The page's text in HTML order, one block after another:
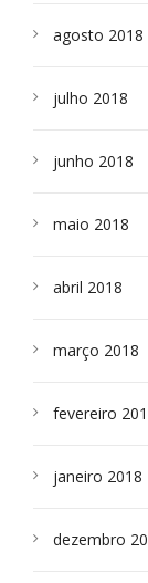
agosto 2018
julho 2018
junho 2018
maio 2018
abril 2018
março 2018
fevereiro
janeiro 2018
dezembro